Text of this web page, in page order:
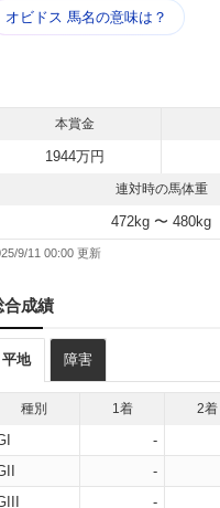
オビドス 馬名の意味は？
本賞金
1944万円
連対時の馬体重
472kg 〜 480kg
9/11 00:00
合成績
平地 障害
種別 1着 2着
-
-
-